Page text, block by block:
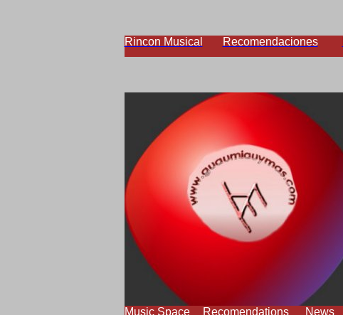
Rincon Musical Recomendaciones
Music Space Recomendations News